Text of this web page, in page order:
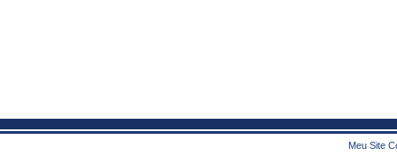
Meu Site